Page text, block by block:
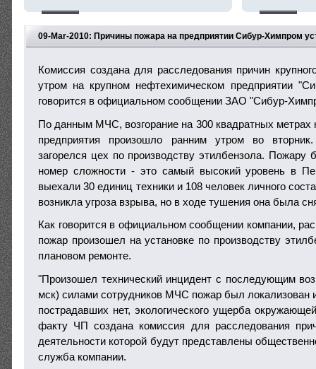
09-Mar-2010: Причины пожара на предприятии Сибур-Химпром
Комиссия создана для расследования причин
утром на крупном нефтехимическом предприятии
говорится в официальном сообщении ЗАО "Сибур-
По данным МЧС, возгорание на 300 квадратных метрах
предприятия произошло ранним утром во
загорелся цех по производству этилбензола. Пожару
номер сложности - это самый высокий уровень в
выехали 30 единиц техники и 108 человек личного
возникла угроза взрыва, но в ходе тушения она была
Как говорится в официальном сообщении компании,
пожар произошел на установке по производству
плановом ремонте.
"Произошел технический инцидент с последующим
мск) силами сотрудников МЧС пожар был локализован
пострадавших нет, экологического ущерба
факту ЧП создана комиссия для расследования
деятельности которой будут представлены
служба компании.